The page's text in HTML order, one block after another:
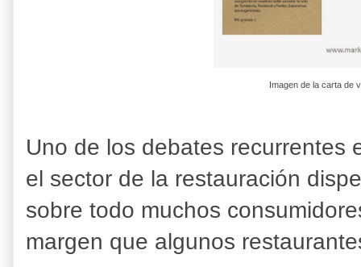
Imagen de la carta de
Uno de los debates recurrentes
el sector de la restauración
sobre todo muchos
margen que algunos